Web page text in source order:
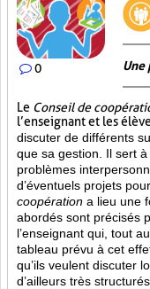
0 Une
Le Conseil de
l’enseignant et les
discuter de différents
que sa gestion. Il sert
problèmes
d’éventuels projets
coopération a lieu une
abordés sont précisés
l’enseignant qui, tout
tableau prévu à cet
qu’ils veulent discuter
d’ailleurs très